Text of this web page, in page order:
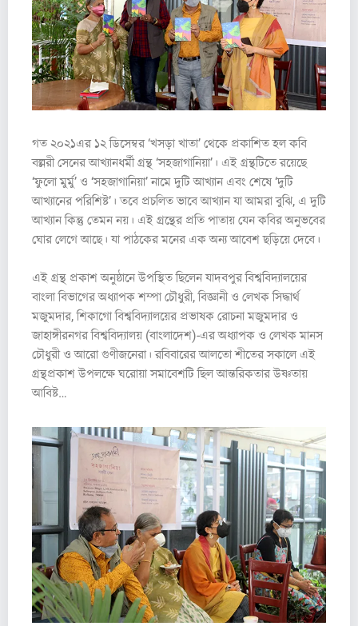
গত ২০২১এর ১২ ডিসেম্বর ‘খসড়া খাতা’ থেকে প্রকাশিত হল কবি
বল্লরী সেনের আখ্যানধর্মী গ্রন্থ ‘সহজাগানিয়া’। এই গ্রন্থটিতে রয়েছে
‘ফুলো মুর্মু’ ও ‘সহজাগানিয়া’ নামে দুটি আখ্যান এবং শেষে ‘দুটি
আখ্যানের পরিশিষ্ট’। তবে প্রচলিত ভাবে আখ্যান যা আমরা বুঝি, এ দুটি
আখ্যান কিন্তু তেমন নয়। এই গ্রন্থের প্রতি পাতায় যেন কবির অনুভবের
ঘোর লেগে আছে। যা পাঠকের মনের এক অন্য আবেশ ছড়িয়ে দেবে।
এই গ্রন্থ প্রকাশ অনুষ্ঠানে উপস্থিত ছিলেন যাদবপুর বিশ্ববিদ্যালয়ের
বাংলা বিভাগের অধ্যাপক শম্পা চৌধুরী, বিজ্ঞানী ও লেখক সিদ্ধার্থ
মজুমদার, শিকাগো বিশ্ববিদ্যালয়ের প্রভাষক রোচনা মজুমদার ও
জাহাঙ্গীরনগর বিশ্ববিদ্যালয় (বাংলাদেশ)-এর অধ্যাপক ও লেখক মানস
চৌধুরী ও আরো গুণীজনেরা। রবিবারের আলতো শীতের সকালে এই
গ্রন্থপ্রকাশ উপলক্ষে ঘরোয়া সমাবেশটি ছিল আন্তরিকতার উষ্ণতায়
আবিষ্ট…